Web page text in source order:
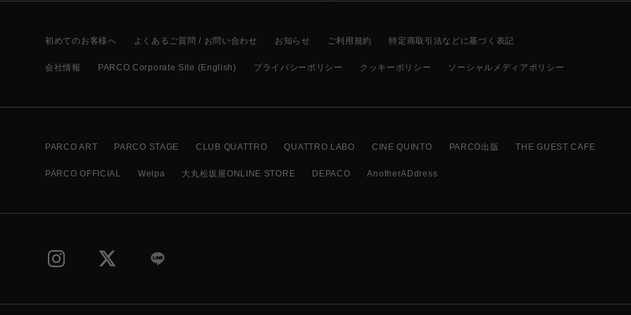
初めてのお客様へ よくあるご質問 / お問い合わせ お知らせ ご利用規約 特定商取引法などに基づく表記
会社情報 PARCO Corporate Site (English) プライバシーポリシー クッキーポリシー ソーシャルメディアポリシー
PARCO ART PARCO STAGE CLUB QUATTRO QUATTRO LABO CINE QUINTO PARCO出版 THE GUEST CAFE
PARCO OFFICIAL Welpa 大丸松坂屋ONLINE STORE DEPACO AnotherADdress